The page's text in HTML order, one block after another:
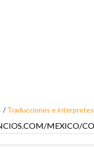
/Traducciones e interpretes